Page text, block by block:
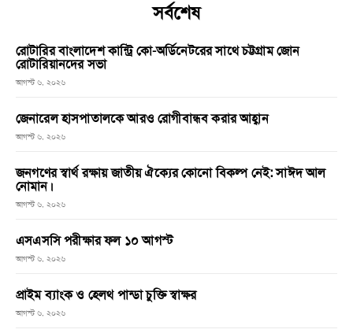
সর্বশেষ
রোটারির বাংলাদেশ কান্ট্রি কো-অর্ডিনেটরের সাথে চট্টগ্রাম জোন
রোটারিয়ানদের সভা
আগস্ট ৬, ২০২৬
জেনারেল হাসপাতালকে আরও রোগীবান্ধব করার আহ্বান
আগস্ট ৬, ২০২৬
জনগণের স্বার্থ রক্ষায় জাতীয় ঐক্যের কোনো বিকল্প নেই: সাঈদ আল
নোমান।
আগস্ট ৬, ২০২৬
এসএসসি পরীক্ষার ফল ১০ আগস্ট
আগস্ট ৬, ২০২৬
প্রাইম ব্যাংক ও হেলথ পান্ডা চুক্তি স্বাক্ষর
আগস্ট ৬, ২০২৬